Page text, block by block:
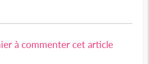
à commenter cet article